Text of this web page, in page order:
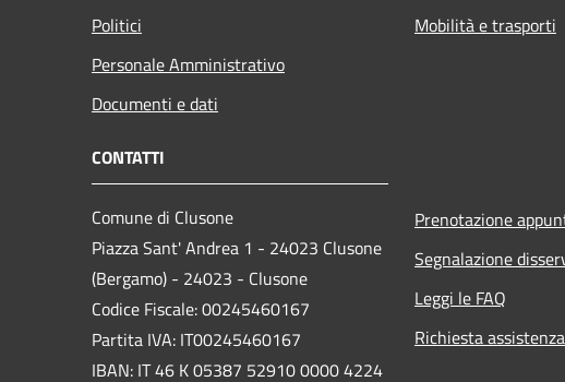
Politici
Personale Amministrativo
Documenti e dati
Mobilità e trasporti
CONTATTI
Comune di Clusone
Piazza Sant' Andrea 1 - 24023 Clusone
(Bergamo) - 24023 - Clusone
Codice Fiscale: 00245460167
Partita IVA: IT00245460167
IBAN: IT 46 K 05387 52910 0000 4224
Prenotazione
Segnalazione
Leggi le FAQ
Richiesta assistenza